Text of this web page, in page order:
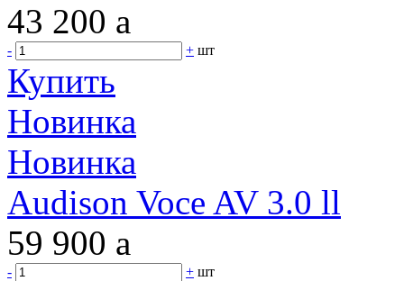
43 200 a
- + шт
Купить
Новинка
Новинка
Audison Voce AV 3.0 ll
59 900 a
- + шт